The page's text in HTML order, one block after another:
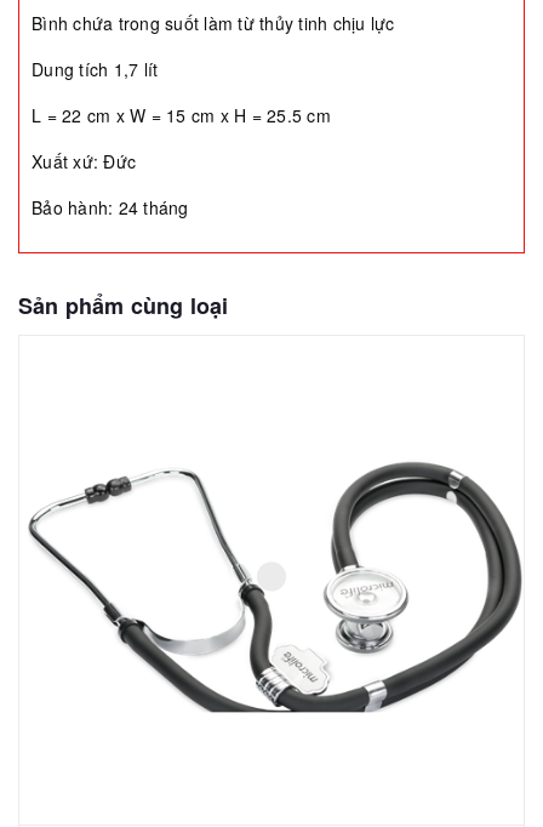
Bình chứa trong suốt làm từ thủy tinh chịu lực
Dung tích 1,7 lít
L = 22 cm x W = 15 cm x H = 25.5 cm
Xuất xứ: Đức
Bảo hành: 24 tháng
Sản phẩm cùng loại